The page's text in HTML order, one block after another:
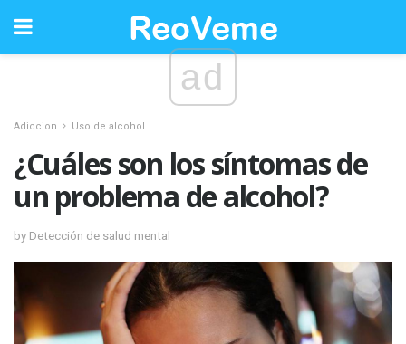
ad
Adiccion Uso de alcohol
¿Cuáles son los síntomas de
un problema de alcohol?
by Detección de salud mental